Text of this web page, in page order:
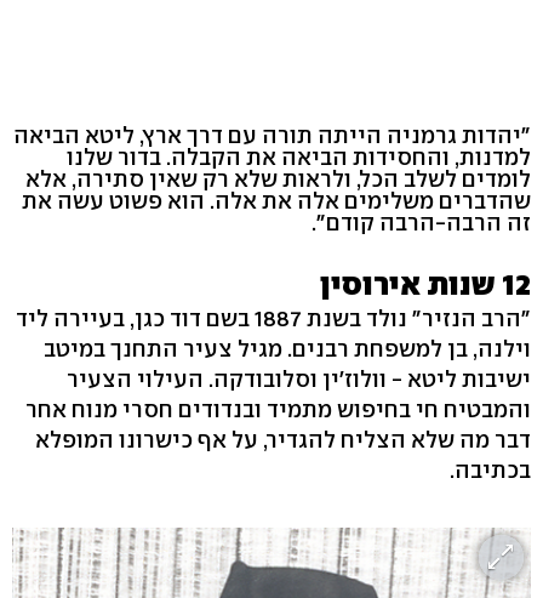
"יהדות גרמניה הייתה תורה עם דרך ארץ, ליטא הביאה
למדנות, והחסידות הביאה את הקבלה. בדור שלנו
לומדים לשלב הכל, ולראות שלא רק שאין סתירה, אלא
שהדברים משלימים אלה את אלה. הוא פשוט עשה את
זה הרבה-הרבה קודם".
12 שנות אירוסין
"הרב הנזיר" נולד בשנת 1887 בשם דוד כגן, בעיירה ליד
וילנה, בן למשפחת רבנים. מגיל צעיר התחנך במיטב
ישיבות ליטא - וולוז'ין וסלובודקה. העילוי הצעיר
והמבטיח חי בחיפוש מתמיד ובנדודים חסרי מנוח אחר
דבר מה שלא הצליח להגדיר, על אף כישרונו המופלא
בכתיבה.